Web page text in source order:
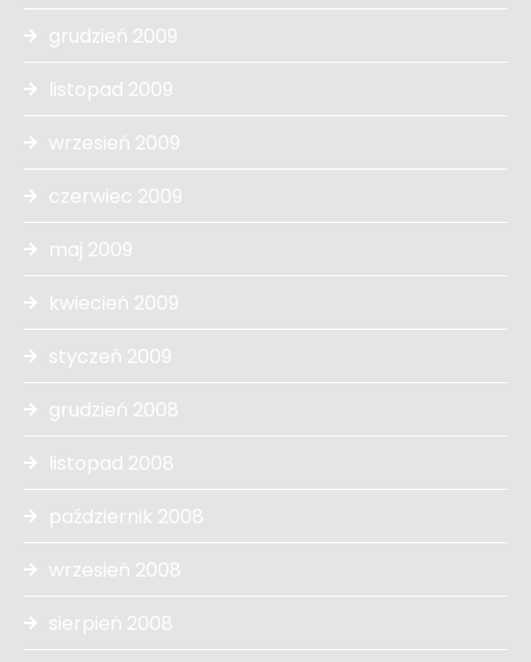
grudzień 2009
listopad 2009
wrzesień 2009
czerwiec 2009
maj 2009
kwiecień 2009
styczeń 2009
grudzień 2008
listopad 2008
październik 2008
wrzesień 2008
sierpień 2008